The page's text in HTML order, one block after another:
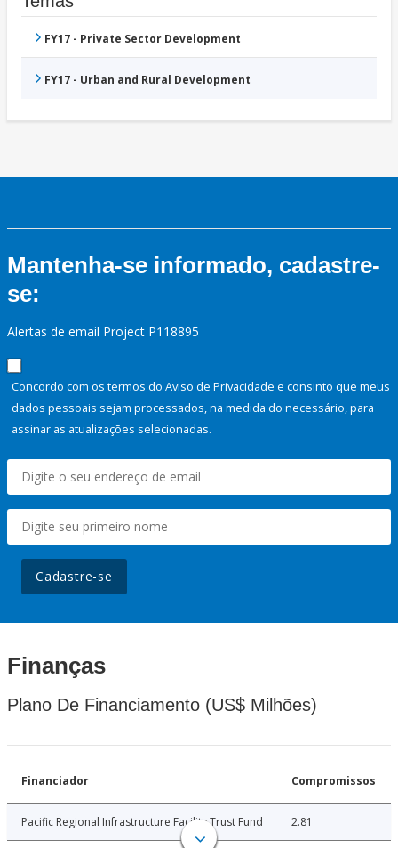
FY17 - Private Sector Development
FY17 - Urban and Rural Development
Mantenha-se informado, cadastre-
se:
Alertas de email Project P118895
Concordo com os termos do Aviso de Privacidade e consinto que meus
dados pessoais sejam processados, na medida do necessário, para
assinar as atualizações selecionadas.
Cadastre-se
Finanças
Plano De Financiamento (US$ Milhões)
Financiador Compromissos
Pacific Regional Infrastructure Facility Trust Fund 2.81